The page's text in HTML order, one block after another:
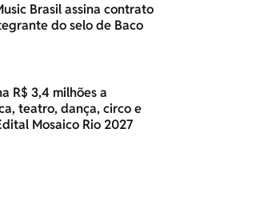
Brasil assina contrato
do selo de Baco
R$ 3,4 milhões a
teatro, dança, circo e
Mosaico Rio 2027